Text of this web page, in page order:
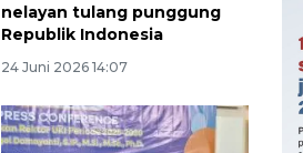
nelayan tulang punggung
Republik Indonesia
24 Juni 2026 14:07